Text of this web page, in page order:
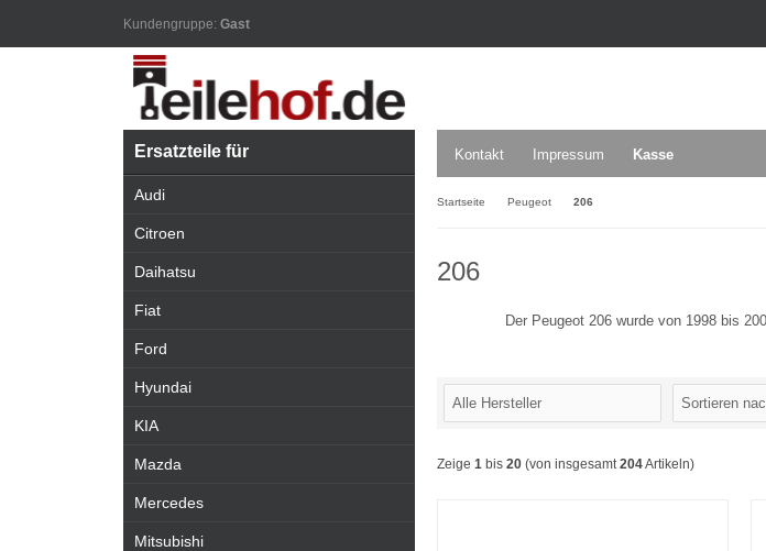
Kundengruppe: Gast
Kontakt Impressum Kasse
Startseite Peugeot 206
206
Der Peugeot 206 wurde von 1998 bis
Zeige 1 bis 20 (von insgesamt204Artikeln)
Ersatzteile für
Audi
Citroen
Daihatsu
Fiat
Ford
Hyundai
KIA
Mazda
Mercedes
Mitsubishi